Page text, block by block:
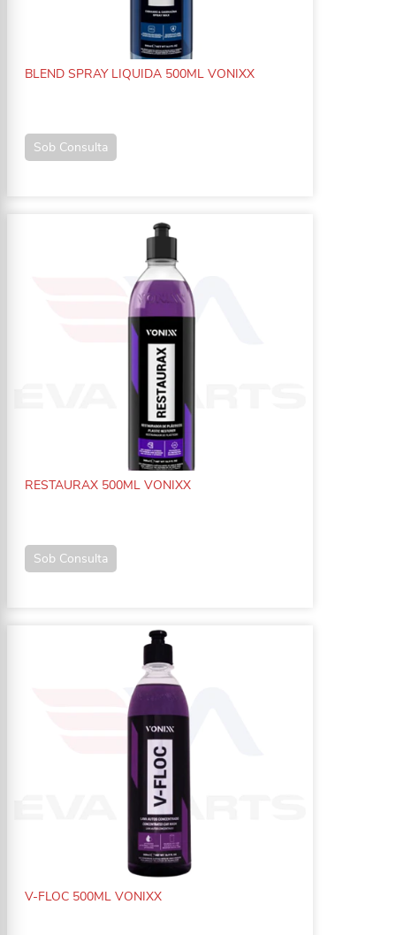
BLEND SPRAY LIQUIDA 500ML VONIXX
Sob Consulta
RESTAURAX 500ML VONIXX
Sob Consulta
V-FLOC 500ML VONIXX